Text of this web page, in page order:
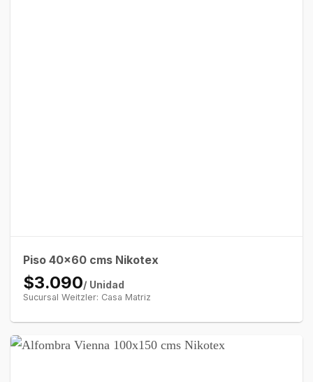
Piso 40×60 cms Nikotex
$3.090/ Unidad
Sucursal Weitzler: Casa Matriz